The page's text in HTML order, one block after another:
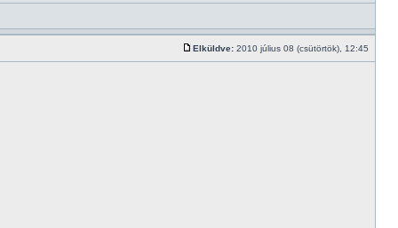
Elküldve: 2010 július 08 (csütörtök), 12:45